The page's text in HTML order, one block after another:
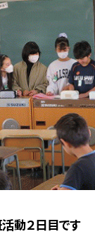
動２日目です